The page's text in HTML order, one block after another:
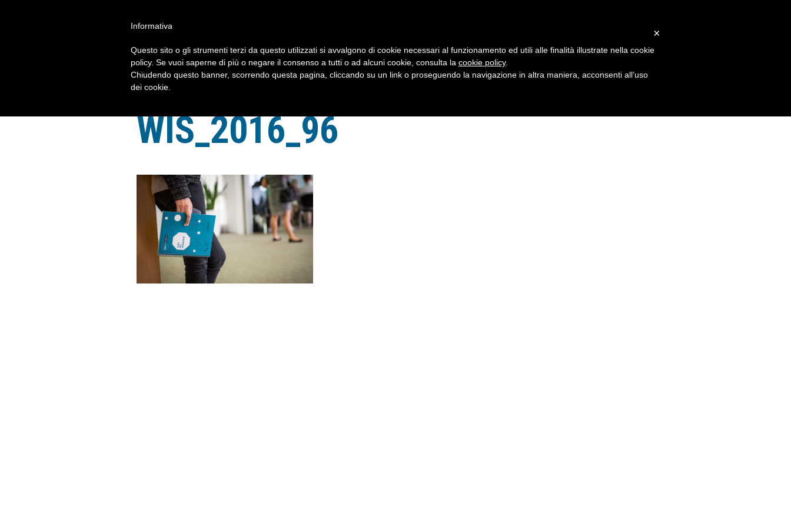
WIS_2016_96
×
Informativa
Questo sito o gli strumenti terzi da questo utilizzati si avvalgono di cookie necessari al funzionamento ed utili alle finalità illustrate nella cookie
policy. Se vuoi saperne di più o negare il consenso a tutti o ad alcuni cookie, consulta la cookie policy.
Chiudendo questo banner, scorrendo questa pagina, cliccando su un link o proseguendo la navigazione in altra maniera, acconsenti all’uso
dei cookie.